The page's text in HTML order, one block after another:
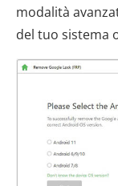
modalità
del tuo sistema